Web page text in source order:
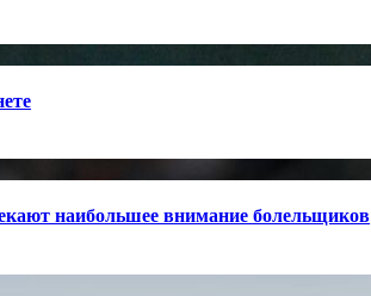
наибольшее внимание болельщиков